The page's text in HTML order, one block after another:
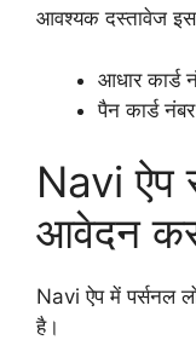
आवश्यक दस्तावेज इस
आधार कार्ड
पैन कार्ड नंबर
Navi ऐप
आवेदन
Navi ऐप में पर्सनल
है।